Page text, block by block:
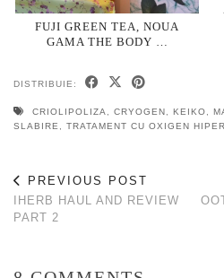
FUJI GREEN TEA, NOUA
GAMA THE BODY …
DISTRIBUIE:
CRIOLIPOLIZA CRYOGEN KEIKO
SLABIRE
TRATAMENT CU OXIGEN
PREVIOUS POST
IHERB HAUL AND REVIEW
PART 2